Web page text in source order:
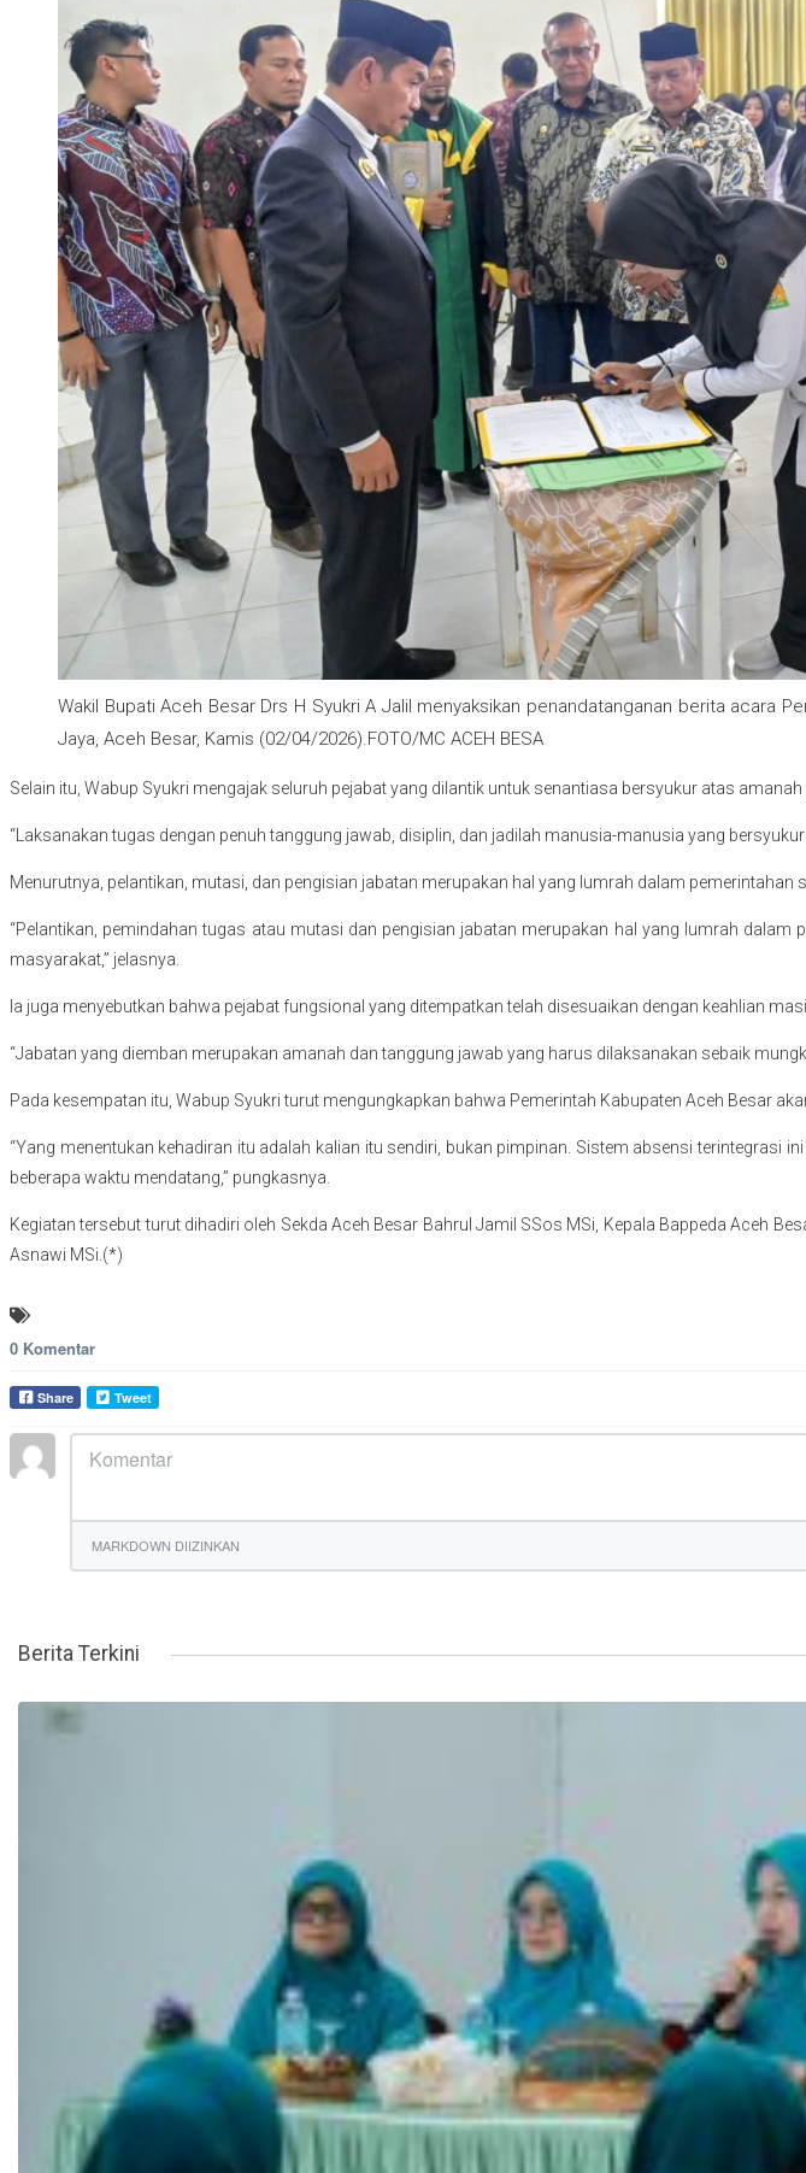
Wakil Bupati Aceh Besar Drs H Syukri A Jalil menyaksikan penandatanganan berita acara
Jaya, Aceh Besar, Kamis (02/04/2026).FOTO/MC ACEH BESA
Selain itu, Wabup Syukri mengajak seluruh pejabat yang dilantik untuk senantiasa bersyukur atas
“Laksanakan tugas dengan penuh tanggung jawab, disiplin, dan jadilah manusia-manusia yang
Menurutnya, pelantikan, mutasi, dan pengisian jabatan merupakan hal yang lumrah dalam pemerintahan
“Pelantikan, pemindahan tugas atau mutasi dan pengisian jabatan merupakan hal yang lumrah
masyarakat,” jelasnya.
Ia juga menyebutkan bahwa pejabat fungsional yang ditempatkan telah disesuaikan dengan keahlian
“Jabatan yang diemban merupakan amanah dan tanggung jawab yang harus dilaksanakan sebaik
Pada kesempatan itu, Wabup Syukri turut mengungkapkan bahwa Pemerintah Kabupaten Aceh Besar
“Yang menentukan kehadiran itu adalah kalian itu sendiri, bukan pimpinan. Sistem absensi terintegrasi
beberapa waktu mendatang,” pungkasnya.
Kegiatan tersebut turut dihadiri oleh Sekda Aceh Besar Bahrul Jamil SSos MSi, Kepala Bappeda Aceh
Asnawi MSi.(*)
0 Komentar
Share Tweet
MARKDOWN DIIZINKAN
Berita Terkini